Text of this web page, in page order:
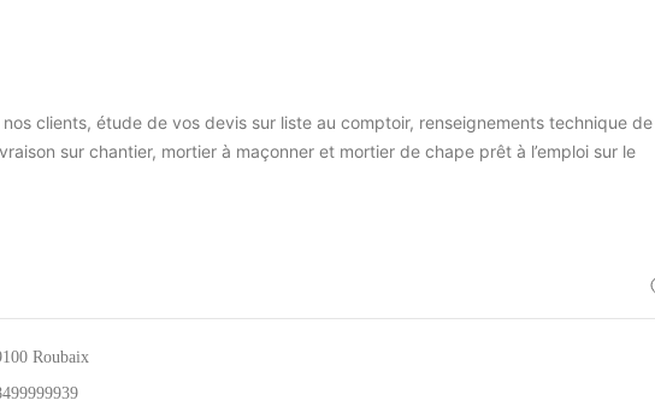
clients, étude de vos devis sur liste au comptoir, renseignements technique de
sur chantier, mortier à maçonner et mortier de chape prêt à l’emploi sur le
Roubaix